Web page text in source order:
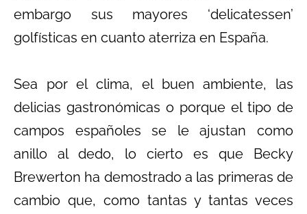
embargo sus mayores ‘delicatessen’
golfísticas en cuanto aterriza en España.
Sea por el clima, el buen ambiente, las
delicias gastronómicas o porque el tipo de
campos españoles se le ajustan como
anillo al dedo, lo cierto es que Becky
Brewerton ha demostrado a las primeras de
cambio que, como tantas y tantas veces